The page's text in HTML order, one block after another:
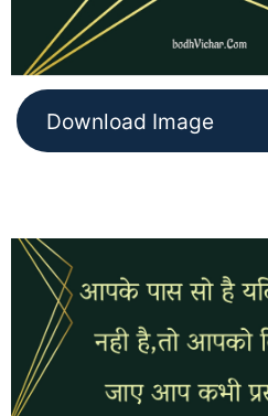
Download Image